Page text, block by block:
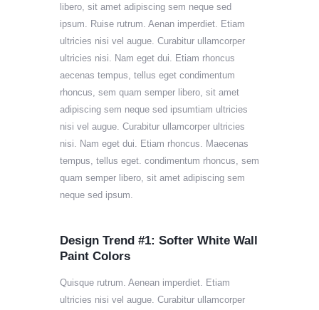
libero, sit amet adipiscing sem neque sed
ipsum. Ruise rutrum. Aenan imperdiet. Etiam
ultricies nisi vel augue. Curabitur ullamcorper
ultricies nisi. Nam eget dui. Etiam rhoncus
aecenas tempus, tellus eget condimentum
rhoncus, sem quam semper libero, sit amet
adipiscing sem neque sed ipsumtiam ultricies
nisi vel augue. Curabitur ullamcorper ultricies
nisi. Nam eget dui. Etiam rhoncus. Maecenas
tempus, tellus eget. condimentum rhoncus, sem
quam semper libero, sit amet adipiscing sem
neque sed ipsum.
Design Trend #1: Softer White Wall
Paint Colors
Quisque rutrum. Aenean imperdiet. Etiam
ultricies nisi vel augue. Curabitur ullamcorper